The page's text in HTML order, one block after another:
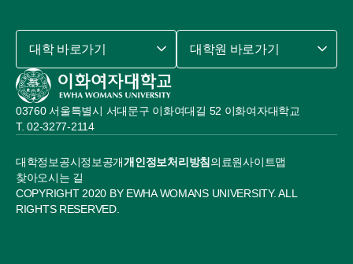
대학정보공시정보공개개인정보처리방침의료원사이트맵
찾아오시는 길
03760 서울특별시 서대문구 이화여대길 52 이화여자대학교
02-3277-2114
대학 바로가기 대학원 바로가기
COPYRIGHT 2020 BY EWHA WOMANS UNIVERSITY. ALL
RIGHTS RESERVED.